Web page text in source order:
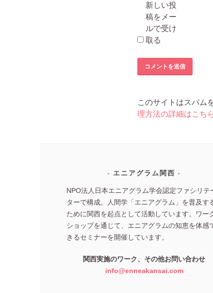
新しい投
稿をメー
ルで受け
取る
このサイトはスパム
理方法の詳細はこち
エニアグラム関西
NPO法人日本エニアグラム学会認定ファシリテ
ターで構成。人間学「エニアグラム」を普及す
ために関西を起点として活動しています。ワー
ショップを通じて、エニアグラムの知恵を体感
きるセミナーを開催しています。
関西実施のワーク、その他お問い合わせ
info@enneakansai.com